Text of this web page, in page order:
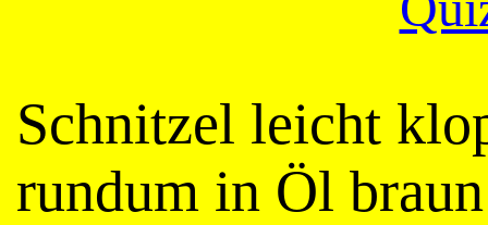
Schnitzel leicht
rundum in Öl